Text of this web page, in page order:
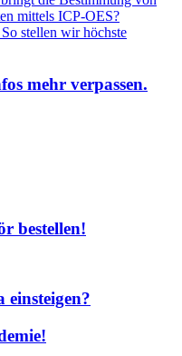
mittels ICP-OES?
stellen wir höchste
mehr verpassen.
bestellen!
einsteigen?